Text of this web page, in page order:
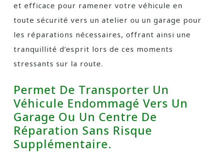
et efficace pour ramener votre véhicule en
toute sécurité vers un atelier ou un garage pour
les réparations nécessaires, offrant ainsi une
tranquillité d’esprit lors de ces moments
stressants sur la route.
Permet De Transporter Un
Véhicule Endommagé Vers Un
Garage Ou Un Centre De
Réparation Sans Risque
Supplémentaire.